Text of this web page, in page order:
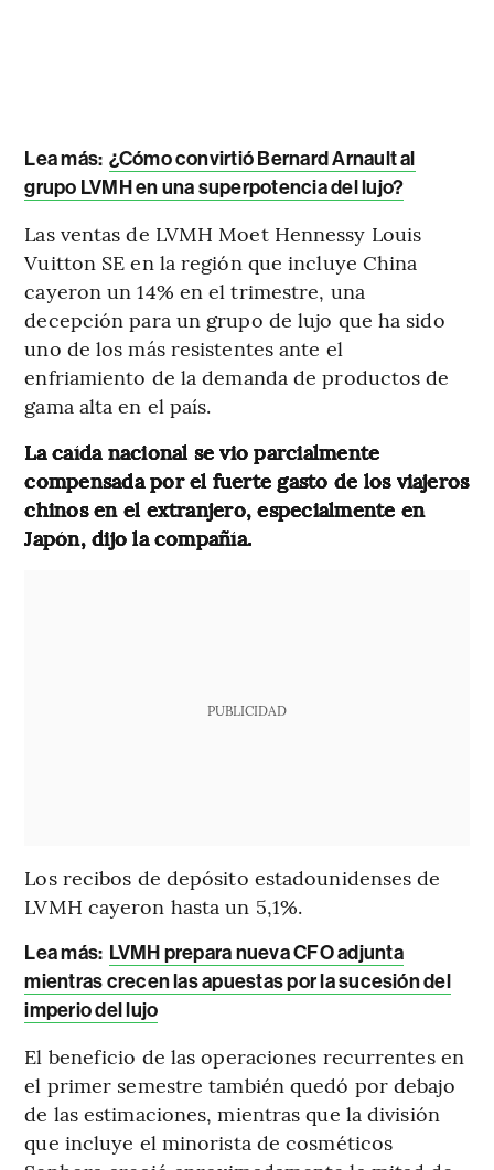
Lea más: ¿Cómo convirtió Bernard Arnault al
grupo LVMH en una superpotencia del lujo?
Las ventas de LVMH Moet Hennessy Louis
Vuitton SE en la región que incluye China
cayeron un 14% en el trimestre, una
decepción para un grupo de lujo que ha sido
uno de los más resistentes ante el
enfriamiento de la demanda de productos de
gama alta en el país.
La caída nacional se vio parcialmente
compensada por el fuerte gasto de los viajeros
chinos en el extranjero, especialmente en
Japón, dijo la compañía.
PUBLICIDAD
Los recibos de depósito estadounidenses de
LVMH cayeron hasta un 5,1%.
Lea más: LVMH prepara nueva CFO adjunta
mientras crecen las apuestas por la sucesión del
imperio del lujo
El beneficio de las operaciones recurrentes en
el primer semestre también quedó por debajo
de las estimaciones, mientras que la división
que incluye el minorista de cosméticos